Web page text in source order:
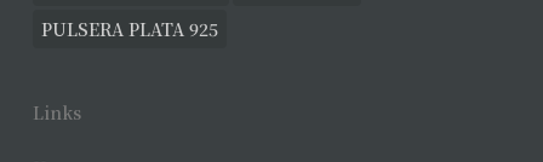
PULSERA PLATA 925
Links